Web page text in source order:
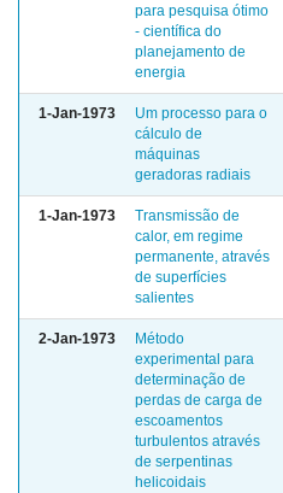
para pesquisa ótimo
- científica do
planejamento de
energia
1-Jan-1973
Um processo para o
cálculo de
máquinas
geradoras radiais
1-Jan-1973
Transmissão de
calor, em regime
permanente, através
de superfícies
salientes
2-Jan-1973
Método
experimental para
determinação de
perdas de carga de
escoamentos
turbulentos através
de serpentinas
helicoidais